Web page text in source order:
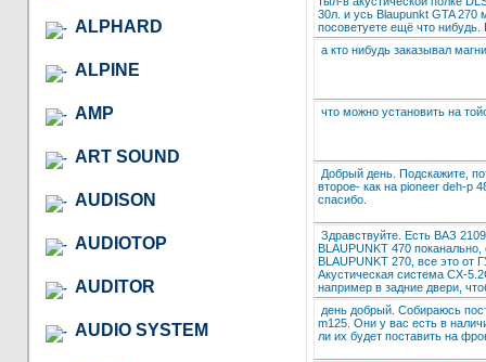
ALPHARD
ALPINE
AMP
ART SOUND
AUDISON
AUDIOTOP
AUDITOR
AUDIO SYSTEM
30л. и усь Blaupunkt GTA 270
посоветуете ещё что
а кто нибудь заказывал
что можно установить на
Добрый день. Подскажите,
второе- как на pioneer deh-p
спасибо.
Здравствуйте. Есть ВАЗ
BLAUPUNKT 470
BLAUPUNKT 270, все это от
Акустическая система CX-
например в задние двери,
день добрый. Собираюсь
m125. Они у вас есть в
ли их будет поставить на